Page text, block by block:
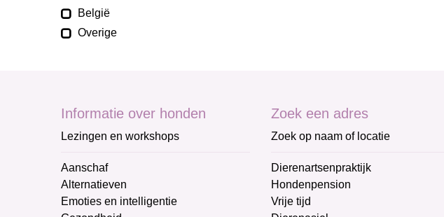
België
Overige
Informatie over honden
Lezingen en workshops
Aanschaf
Alternatieven
Emoties en intelligentie
Zoek een adres
Zoek op naam of locatie
Dierenartsenpraktijk
Hondenpension
Vrije tijd